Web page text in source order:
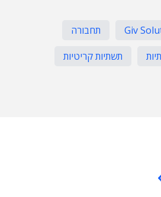
Giv
תחבורה
תשתיות קריטיות